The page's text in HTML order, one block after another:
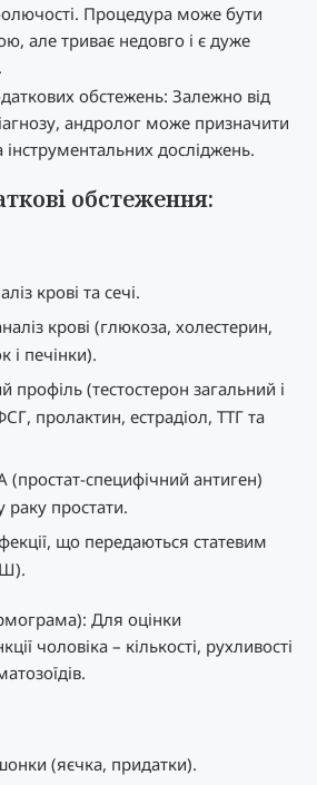
Процедура може бути
але триває недовго і є дуже
обстежень: Залежно від
андролог може призначити
інструментальних досліджень.
обстеження:
крові та сечі.
крові (глюкоза, холестерин,
і печінки).
профіль (тестостерон загальний і
пролактин, естрадіол, ТТГ та
(простат-специфічний антиген)
раку простати.
що передаються статевим
Для оцінки
чоловіка – кількості, рухливості
(яєчка, придатки).